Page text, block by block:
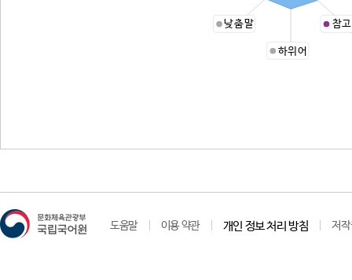
참
하위어
낮춤말
도움말 이용 약관 개인 정보 처리 방침 저